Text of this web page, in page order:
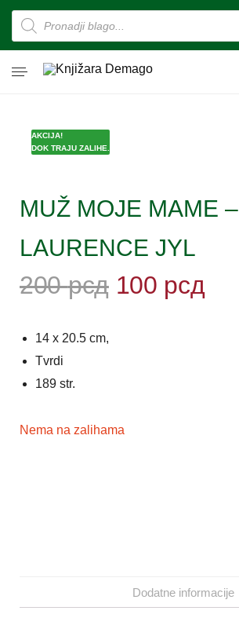
AKCIJA!
DOK TRAJU ZALIHE.
MUŽ MOJE MAME –
LAURENCE JYL
200рсд 100 рсд
14 x 20.5 cm,
Tvrdi
189 str.
Nema na zalihama
Dodatne informacije